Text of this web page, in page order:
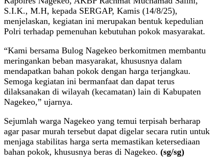
S.I.K., M.H, kepada SERGAP, Kamis (14/8/25),
menjelaskan, kegiatan ini merupakan bentuk kepedulian
Polri terhadap pemenuhan kebutuhan pokok masyarakat.
“Kami bersama Bulog Nagekeo berkomitmen membantu
meringankan beban masyarakat, khususnya dalam
mendapatkan bahan pokok dengan harga terjangkau.
Semoga kegiatan ini bermanfaat dan dapat terus
dilaksanakan di wilayah (kecamatan) lain di Kabupaten
Nagekeo,” ujarnya.
Sejumlah warga Nagekeo yang temui terpisah berharap
agar pasar murah tersebut dapat digelar secara rutin untuk
menjaga stabilitas harga serta memastikan ketersediaan
bahan pokok, khususnya beras di Nagekeo. (sg/sg)